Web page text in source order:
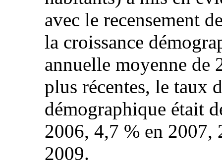
avec le recensement
la croissance
annuelle moyenne de
plus récentes, le taux
démographique était
2006, 4,7 % en 2007,
2009.